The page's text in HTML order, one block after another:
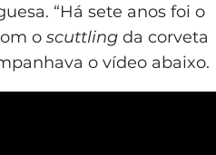
“Há sete anos foi o
o scuttling da corveta
o vídeo abaixo.